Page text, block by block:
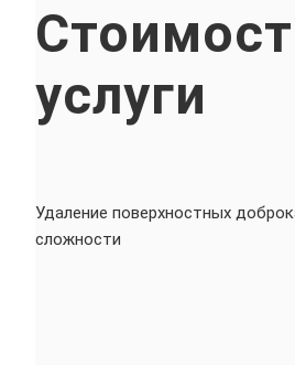
услуги
Удаление поверхностных
сложности